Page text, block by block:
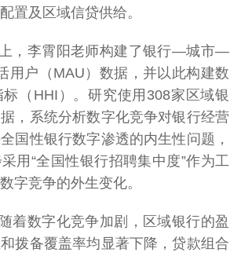
置及区域信贷供给。
，李霄阳老师构建了银行—城市—
用户（MAU）数据，并以此构建数
（HHI）。研究使用308家区域银
，系统分析数字化竞争对银行经营
国性银行数字渗透的内生性问题，
用“全国性银行招聘集中度”作为工
字竞争的外生变化。
着数字化竞争加剧，区域银行的盈
拨备覆盖率均显著下降，贷款组合